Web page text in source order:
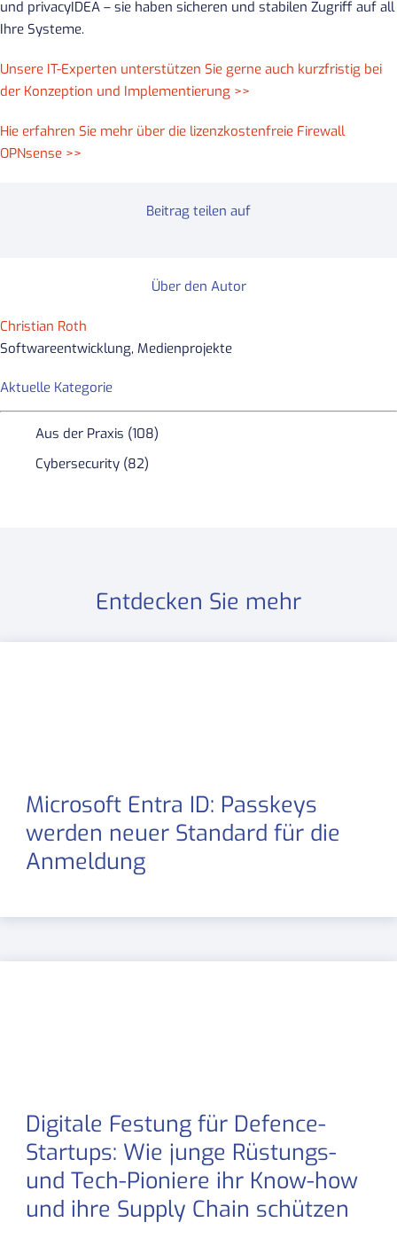
und privacyIDEA – sie haben sicheren und stabilen Zugriff auf all
Ihre Systeme.
Unsere IT-Experten unterstützen Sie gerne auch kurzfristig bei
der Konzeption und Implementierung >>
Hie erfahren Sie mehr über die lizenzkostenfreie Firewall
OPNsense >>
Beitrag teilen auf
Über den Autor
Christian Roth
Softwareentwicklung, Medienprojekte
Aktuelle Kategorie
Aus der Praxis (108)
Cybersecurity (82)
Entdecken Sie mehr
Microsoft Entra ID: Passkeys
werden neuer Standard für die
Anmeldung
Digitale Festung für Defence-
Startups: Wie junge Rüstungs-
und Tech-Pioniere ihr Know-how
und ihre Supply Chain schützen